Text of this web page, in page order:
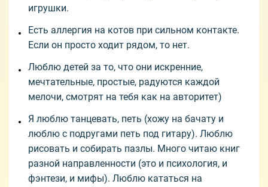
игрушки.
Есть аллергия на котов при сильном контакте.
Если он просто ходит рядом, то нет.
Люблю детей за то, что они искренние,
мечтательные, простые, радуются каждой
мелочи, смотрят на тебя как на авторитет)
Я люблю танцевать, петь (хожу на бачату и
люблю с подругами петь под гитару). Люблю
рисовать и собирать пазлы. Много читаю книг
разной направленности (это и психология, и
фэнтези, и мифы). Люблю кататься на